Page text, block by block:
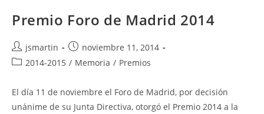
Premio Foro de Madrid 2014
Autor
de
jsmartin
Publicación
de
noviembre 11, 2014
Categoría
la
entrada:
2014-2015 / Memoria / Premios
El día 11 de noviembre el Foro de Madrid, por decisión
unánime de su Junta Directiva, otorgó el Premio 2014 a la